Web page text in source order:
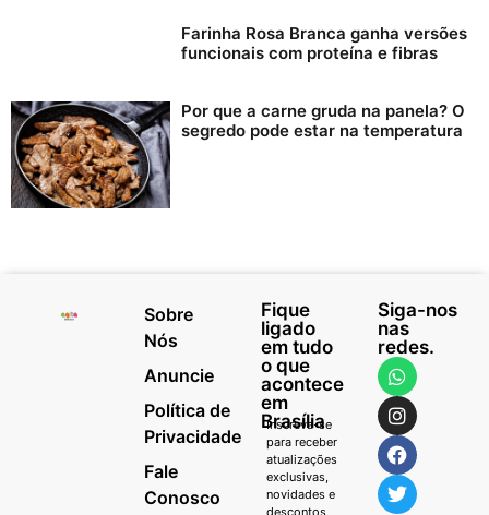
Farinha Rosa Branca ganha versões
funcionais com proteína e fibras
Por que a carne gruda na panela? O
segredo pode estar na temperatura
Sobre
Nós
Anuncie
Política de
Privacidade
Fale
Conosco
Fique
ligado
em tudo
o que
acontece
em
Brasília
Inscreva-se
para receber
atualizações
exclusivas,
novidades e
descontos
Siga-nos
nas
redes.